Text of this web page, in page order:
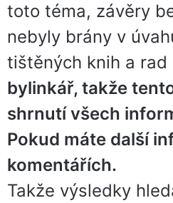
toto téma, závěry
nebyly brány v
tištěných knih a
bylinkář, takže
shrnutí všech
Pokud máte další
komentářích.
Takže výsledky